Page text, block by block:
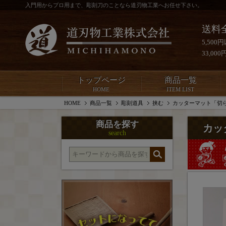
入門用からプロ用まで、彫刻刀のことなら道刃物工業へお任せ下さい。
送料
5,500円
33,000
トップページ
HOME
商品一覧
ITEM LIST
HOME 商品一覧 彫刻道具 挟む カッターマット「切
カ
商品を探す
search